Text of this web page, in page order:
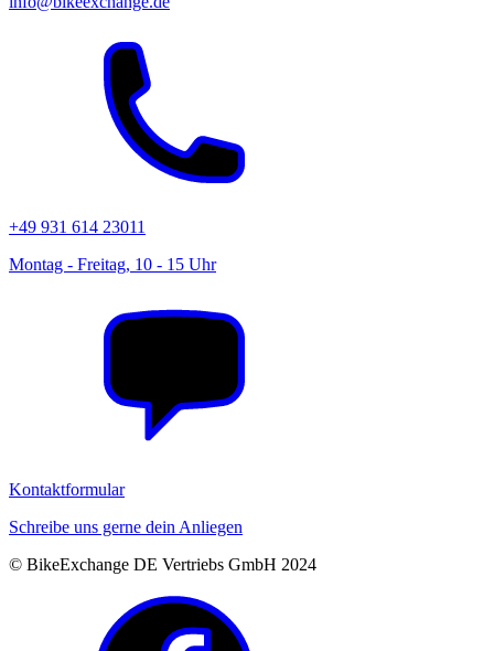
+49 931 614 23011
Montag - Freitag, 10 - 15 Uhr
Kontaktformular
Schreibe uns gerne dein Anliegen
© BikeExchange DE Vertriebs GmbH 2024